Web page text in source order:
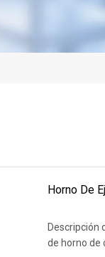
Horno De
Descripción
de horno de